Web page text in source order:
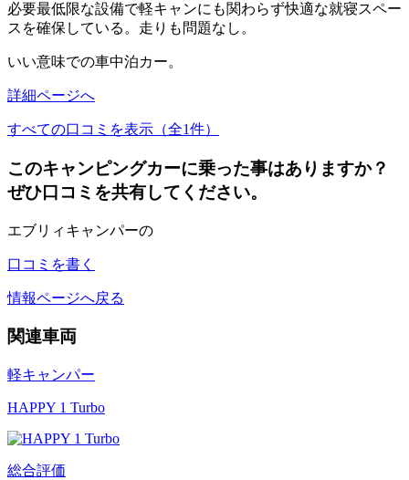
必要最低限な設備で軽キャンにも関わらず快適な就寝スペー
スを確保している。走りも問題なし。
いい意味での車中泊カー。
詳細ページへ
すべての口コミを表示（全1件）
このキャンピングカーに乗った事はありますか？
ぜひ口コミを共有してください。
エブリィキャンパーの
口コミを書く
情報ページへ戻る
関連車両
軽キャンパー
HAPPY 1 Turbo
総合評価